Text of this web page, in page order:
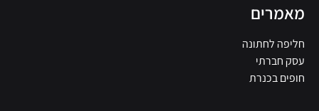
מאמרים
חליפה לחתונה
עסק חברתי
חופים בכנרת